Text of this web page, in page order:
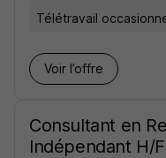
Télétravail
Voir l’offre
Consultant en
Indépendant H/F